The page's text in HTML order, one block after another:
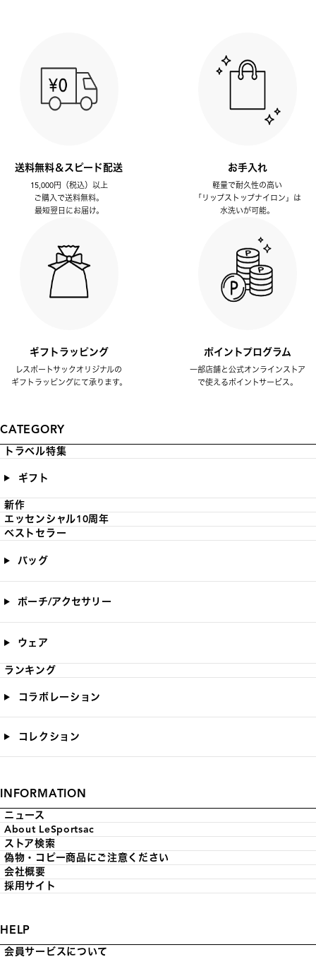
送料無料＆スピード配送
15,000円（税込）以上
ご購入で送料無料。
最短翌日にお届け。
お手入れ
軽量で耐久性の高い
「リップストップナイロン」は
水洗いが可能。
ギフトラッピング
レスポートサックオリジナルの
ギフトラッピングにて承ります。
ポイントプログラム
一部店舗と公式オンラインストア
で使えるポイントサービス。
CATEGORY
トラベル特集
ギフト
新作
エッセンシャル10周年
ベストセラー
バッグ
ポーチ/アクセサリー
ウェア
ランキング
コラボレーション
コレクション
INFORMATION
ニュース
About LeSportsac
ストア検索
偽物・コピー商品にご注意ください
会社概要
採用サイト
HELP
会員サービスについて